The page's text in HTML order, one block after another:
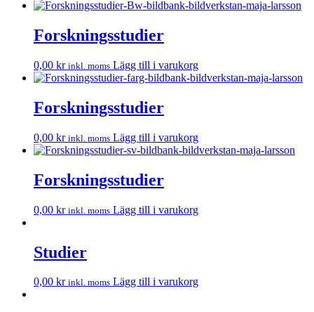
Forskningsstudier
0,00 kr inkl. moms Lägg till i varukorg
Forskningsstudier
0,00 kr inkl. moms Lägg till i varukorg
Forskningsstudier
0,00 kr inkl. moms Lägg till i varukorg
Studier
0,00 kr inkl. moms Lägg till i varukorg